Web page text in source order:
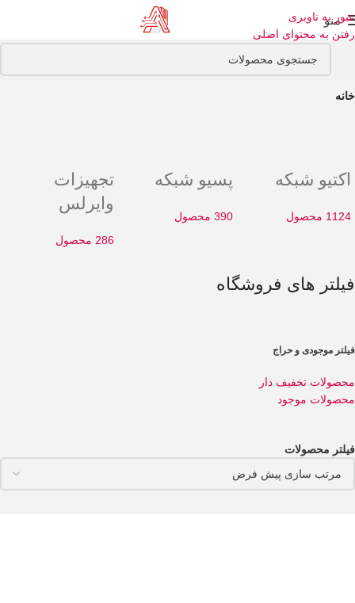
عبور به ناوبری
رفتن به محتوای اصلی
منو
خانه
اکتیو شبکه
1124 محصول
پسیو شبکه
390 محصول
تجهیزات
وایرلس
286 محصول
فیلتر های فروشگاه
فیلتر موجودی و حراج
محصولات تخفیف دار
محصولات موجود
فیلتر محصولات